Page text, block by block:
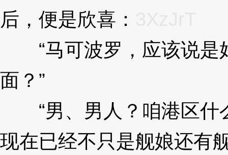
后，便是欣喜：
“马可波罗，应该说是
面？”
“男、男人？咱港区什
现在已经不只是舰娘还有